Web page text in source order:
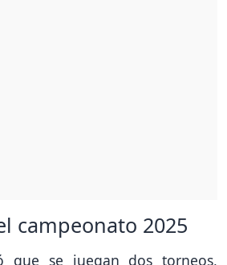
campeonato 2025
que se juegan dos torneos,